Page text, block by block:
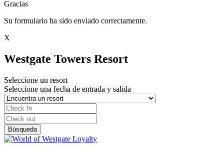
Gracias
Su formulario ha sido enviado correctamente.
X
Westgate Towers Resort
Seleccione un resort
Seleccione una fecha de entrada y salida